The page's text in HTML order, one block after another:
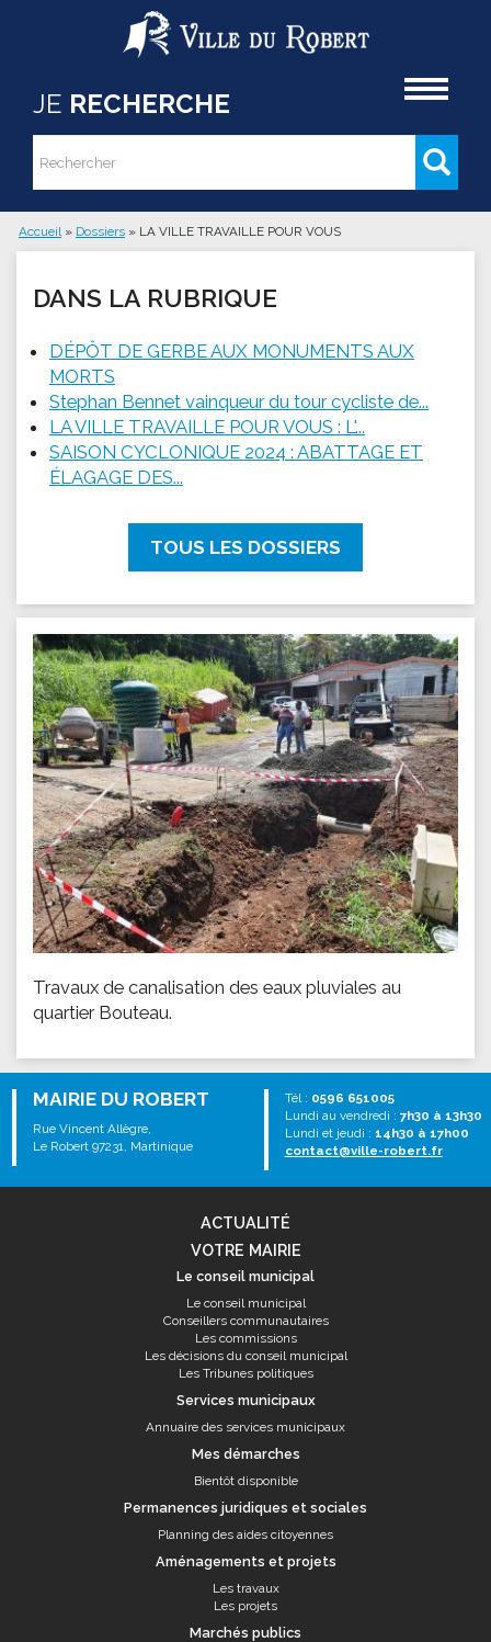
Aller au contenu principal
JE RECHERCHE
Formulaire de recherche
Rechercher
Vous êtes ici
Accueil » Dossiers » LA VILLE TRAVAILLE POUR VOUS
DANS LA RUBRIQUE
DÉPÔT DE GERBE AUX MONUMENTS AUX
MORTS
Stephan Bennet vainqueur du tour cycliste de...
LA VILLE TRAVAILLE POUR VOUS : L'...
SAISON CYCLONIQUE 2024 : ABATTAGE ET
ÉLAGAGE DES...
TOUS LES DOSSIERS
Travaux de canalisation des eaux pluviales au
quartier Bouteau.
MAIRIE DU ROBERT
Rue Vincent Allègre,
Le Robert 97231, Martinique
Tél : 0596 651005
Lundi au vendredi : 7h30 à 13h30
Lundi et jeudi : 14h30 à 17h00
contact@ville-robert.fr
ACTUALITÉ
VOTRE MAIRIE
Le conseil municipal
Le conseil municipal
Conseillers communautaires
Les commissions
Les décisions du conseil municipal
Les Tribunes politiques
Services municipaux
Annuaire des services municipaux
Mes démarches
Bientôt disponible
Permanences juridiques et sociales
Planning des aides citoyennes
Aménagements et projets
Les travaux
Les projets
Marchés publics